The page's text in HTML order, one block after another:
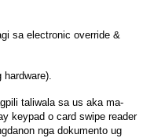
sa electronic override &
taliwala sa us aka ma-
keypad o card swipe reader
nga dokumento ug